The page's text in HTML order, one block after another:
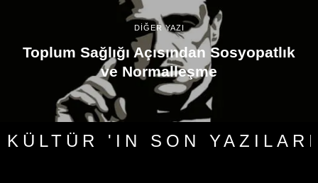
DİĞER YAZI
Toplum Sağlığı Açısından Sosyopatlık
ve Normalleşme
KÜLTÜR 'IN SON YAZILARI